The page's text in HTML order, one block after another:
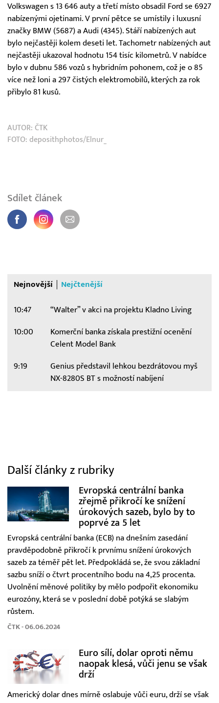
Volkswagen s 13 646 auty a třetí místo obsadil Ford se 6927
nabízenými ojetinami. V první pětce se umístily i luxusní
značky BMW (5687) a Audi (4345). Stáří nabízených aut
bylo nejčastěji kolem deseti let. Tachometr nabízených aut
nejčastěji ukazoval hodnotu 154 tisíc kilometrů. V nabídce
bylo v dubnu 586 vozů s hybridním pohonem, což je o 85
více než loni a 297 čistých elektromobilů, kterých za rok
přibylo 81 kusů.
AUTOR: ČTK
FOTO: deposithphotos/Elnur_
Sdílet článek
Nejnovější Nejčtenější
10:47 “Walter” v akci na projektu Kladno Living
10:00
Komerční banka získala prestižní ocenění
Celent Model Bank
9:19
Genius představil lehkou bezdrátovou myš
NX-8280S BT s možností nabíjení
Další články z rubriky
Evropská centrální banka
zřejmě přikročí ke snížení
úrokových sazeb, bylo by to
poprvé za 5 let
Evropská centrální banka (ECB) na dnešním zasedání
pravděpodobně přikročí k prvnímu snížení úrokových
sazeb za téměř pět let. Předpokládá se, že svou základní
sazbu sníží o čtvrt procentního bodu na 4,25 procenta.
Uvolnění měnové politiky by mělo podpořit ekonomiku
eurozóny, která se v poslední době potýká se slabým
růstem.
ČTK - 06.06.2024
Euro sílí, dolar oproti němu
naopak klesá, vůči jenu se však
drží
Americký dolar dnes mírně oslabuje vůči euru, drží se však